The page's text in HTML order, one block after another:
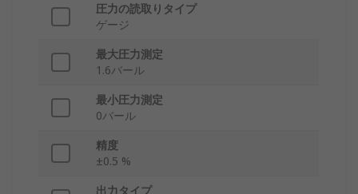
圧力の読取りタイプ
ゲージ
最大圧力測定
1.6バール
最小圧力測定
0バール
精度
±0.5 %
出力タイプ